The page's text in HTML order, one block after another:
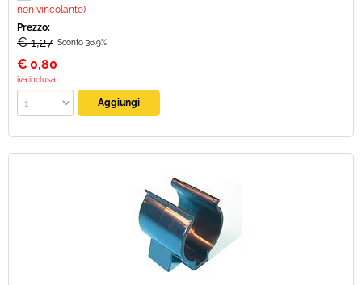
non vincolante)
Prezzo:
€ 1,27 Sconto 36.9%
€ 0,80
iva inclusa